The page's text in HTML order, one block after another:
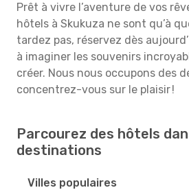
Prêt à vivre l’aventure de vos
hôtels à Skukuza ne sont qu’à
tardez pas, réservez dès
à imaginer les souvenirs
créer. Nous nous occupons des
concentrez-vous sur le plaisir !
Parcourez des hôtels
destinations
Villes populaires